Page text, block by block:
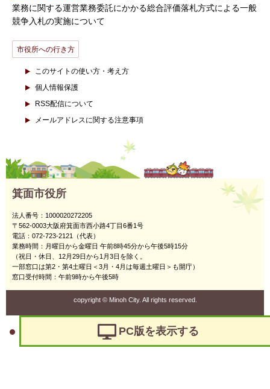
業務に関する運営業務委託にかかる総合評価落札方式による一般
競争入札の実施について
市役所への行き方
このサイトの使い方・考え方
個人情報保護
RSS配信について
メールアドレスに関する注意事項
箕面市役所
法人番号：1000020272205
〒562-0003大阪府箕面市西小路4丁目6番1号
電話：072-723-2121（代表）
業務時間：月曜日から金曜日 午前8時45分から午後5時15分
（祝日・休日、12月29日から1月3日を除く。
一部窓口は第2・第4土曜日＜3月・4月は毎週土曜日＞も開庁）
窓口受付時間：午前9時から午後5時
copyright ©Minoh City. All rights reserved.
PC版を表示する